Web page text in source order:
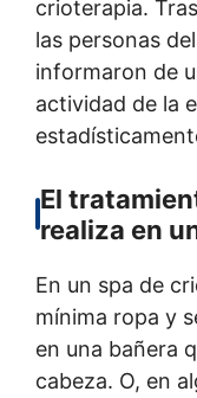
crioterapia.
las personas
informaron de
actividad de la
El
realiza en
En un spa de
mínima ropa y
en una bañera
cabeza. O, en